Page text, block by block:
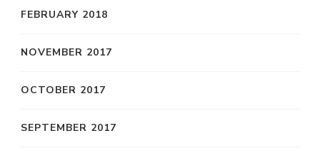
FEBRUARY 2018
NOVEMBER 2017
OCTOBER 2017
SEPTEMBER 2017